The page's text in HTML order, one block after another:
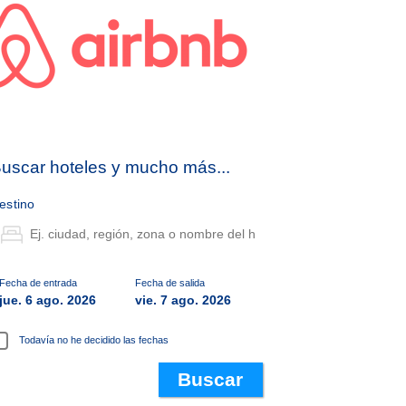
hoteles y mucho más...
de entrada
6 ago. 2026
Fecha de salida
vie. 7 ago. 2026
Todavía no he decidido las fechas